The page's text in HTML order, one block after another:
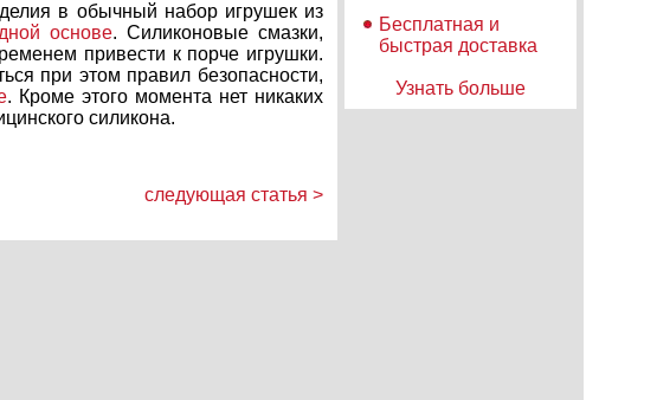
в обычный набор игрушек из
основе. Силиконовые смазки,
привести к порче игрушки.
при этом правил безопасности,
. Кроме этого момента нет никаких
силикона.
следующая статья >
Бесплатная и
быстрая доставка
Узнать больше